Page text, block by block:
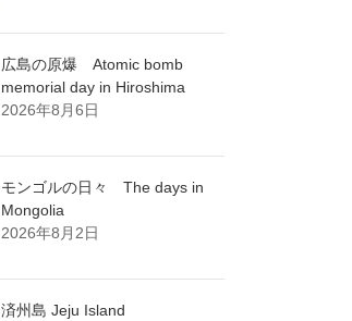
広島の原爆 Atomic bomb
memorial day in Hiroshima
2026年8月6日
モンゴルの日々 The days in
Mongolia
2026年8月2日
済州島 Jeju Island